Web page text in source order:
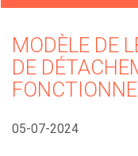
MODÈLE DE
DE
05-07-2024